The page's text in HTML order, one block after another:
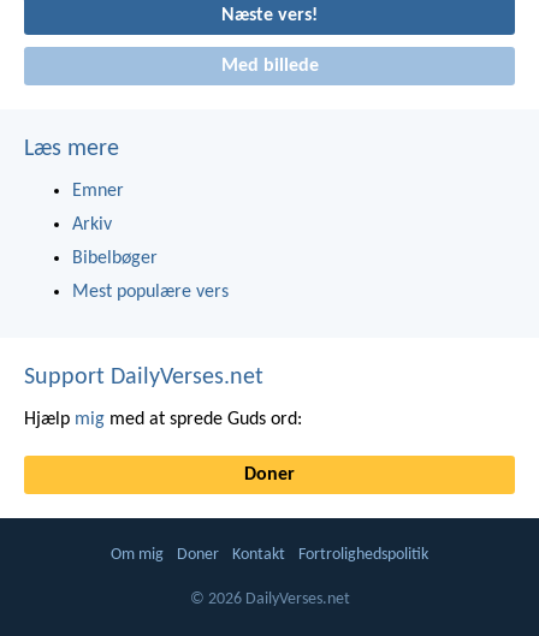
Næste vers!
Med billede
Læs mere
Emner
Arkiv
Bibelbøger
Mest populære vers
Support DailyVerses.net
Hjælp mig med at sprede Guds ord:
Doner
Om mig Doner Kontakt Fortrolighedspolitik
© 2026 DailyVerses.net